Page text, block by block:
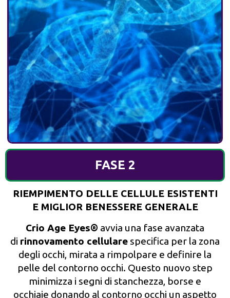
FASE 2
RIEMPIMENTO DELLE CELLULE ESISTENTI
E MIGLIOR BENESSERE GENERALE
Crio Age Eyes® avvia una fase avanzata
di rinnovamento cellulare specifica per la zona
degli occhi, mirata a rimpolpare e definire la
pelle del contorno occhi. Questo nuovo step
minimizza i segni di stanchezza, borse e
occhiaie donando al contorno occhi un aspetto